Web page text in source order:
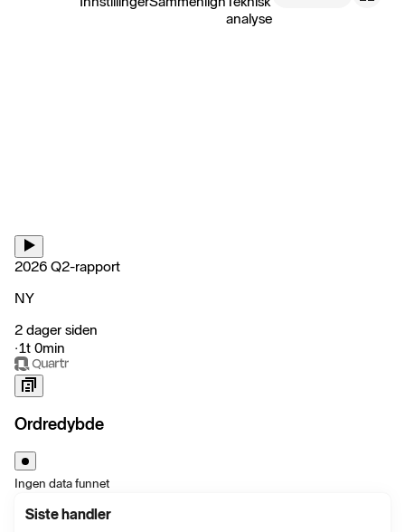
analyse
2026 Q2-rapport
NY
2 dager siden
‧1t 0min
Ordredybde
Ingen data funnet
Siste handler